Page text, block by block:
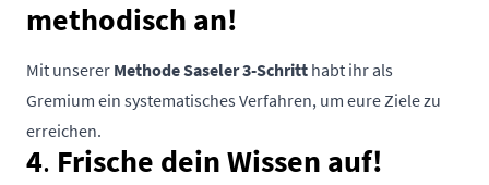
methodisch an!
Mit unserer Methode Saseler 3-Schritt habt ihr als
Gremium ein systematisches Verfahren, um eure Ziele zu
erreichen.
4. Frische dein Wissen auf!